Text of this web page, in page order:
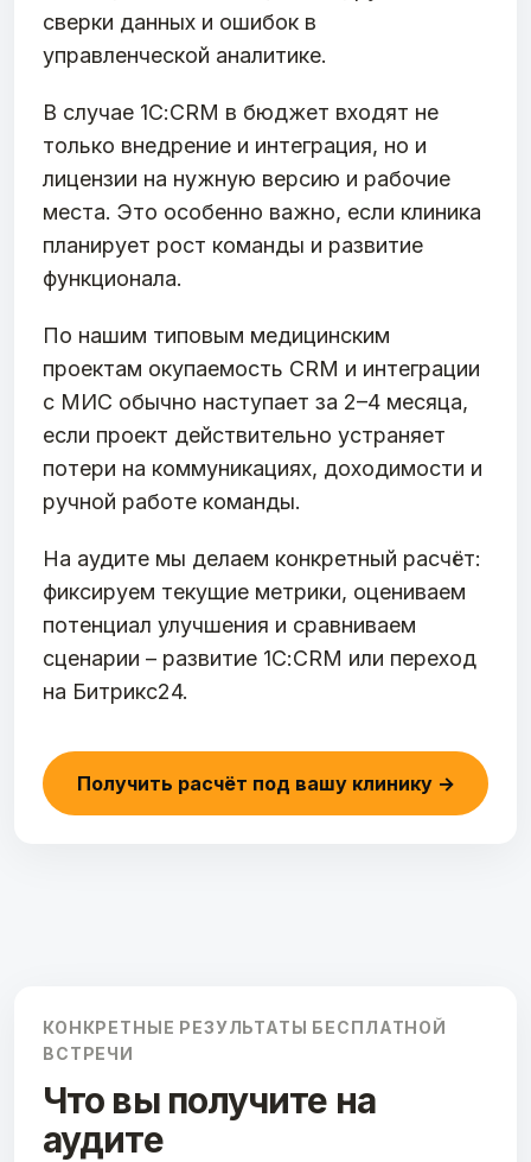
сверки данных и ошибок в
управленческой аналитике.
В случае 1С:CRM в бюджет входят не
только внедрение и интеграция, но и
лицензии на нужную версию и рабочие
места. Это особенно важно, если клиника
планирует рост команды и развитие
функционала.
По нашим типовым медицинским
проектам окупаемость CRM и интеграции
с МИС обычно наступает за 2–4 месяца,
если проект действительно устраняет
потери на коммуникациях, доходимости и
ручной работе команды.
На аудите мы делаем конкретный расчёт:
фиксируем текущие метрики, оцениваем
потенциал улучшения и сравниваем
сценарии – развитие 1С:CRM или переход
на Битрикс24.
Получить расчёт под вашу клинику →
КОНКРЕТНЫЕ РЕЗУЛЬТАТЫ БЕСПЛАТНОЙ
ВСТРЕЧИ
Что вы получите на
аудите